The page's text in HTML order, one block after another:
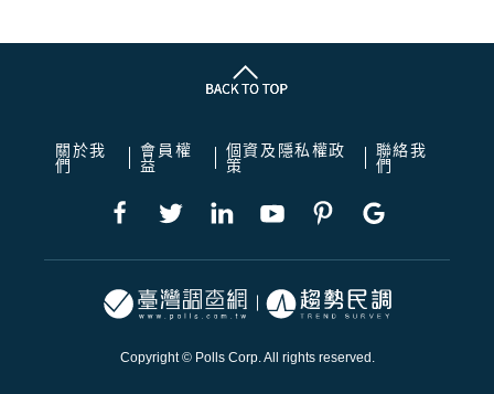
關於我
們
會員權
益
個資及隱私權政
策
聯絡我
們
Copyright © Polls Corp. All rights reserved.